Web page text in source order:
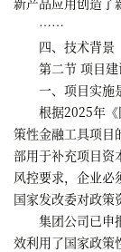
……
四、技术背景
第二节 项目建
一、项目实施是
根据2025年《
策性金融工具项目
部用于补充项目资
风控要求，企业必
国家发改委对政策
集团公司已申
效利用了国家政策